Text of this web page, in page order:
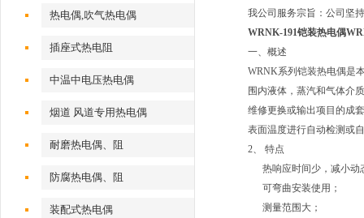
热电偶,吹气热电偶
插座式热电阻
中温中电压热电偶
烟道 风道专用热电偶
耐磨热电偶、阻
防腐热电偶、阻
装配式热电偶
我公司服务宗旨：公司坚
WRNK-191铠装热电偶
一、概述
WRNK系列铠装热电偶是
围内液体，蒸汽和气体介
维修更换或输出项目的成
表面温度进行自动检测或
2、
特点
热响应时间少，减小动
可弯曲安装使用；
测量范围大；